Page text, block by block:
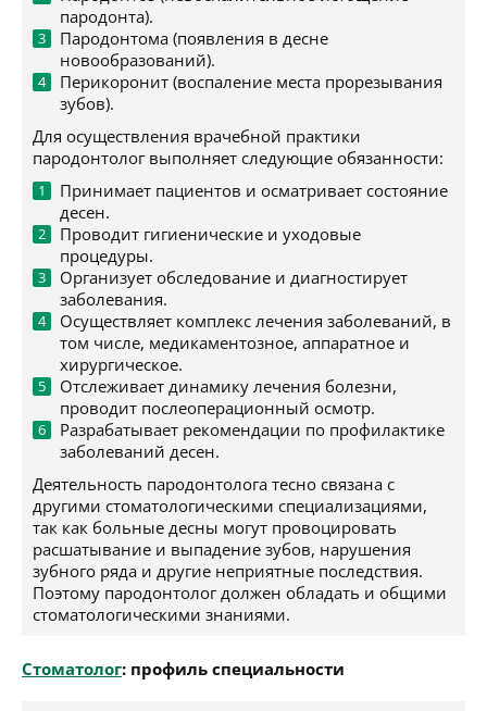
пародонта).
Пародонтома (появления в десне
новообразований).
Перикоронит (воспаление места прорезывания
зубов).
Для осуществления врачебной практики
пародонтолог выполняет следующие обязанности:
Принимает пациентов и осматривает состояние
десен.
Проводит гигиенические и уходовые
процедуры.
Организует обследование и диагностирует
заболевания.
Осуществляет комплекс лечения заболеваний, в
том числе, медикаментозное, аппаратное и
хирургическое.
Отслеживает динамику лечения болезни,
проводит послеоперационный осмотр.
Разрабатывает рекомендации по профилактике
заболеваний десен.
Деятельность пародонтолога тесно связана с
другими стоматологическими специализациями,
так как больные десны могут провоцировать
расшатывание и выпадение зубов, нарушения
зубного ряда и другие неприятные последствия.
Поэтому пародонтолог должен обладать и общими
стоматологическими знаниями.
Стоматолог: профиль специальности